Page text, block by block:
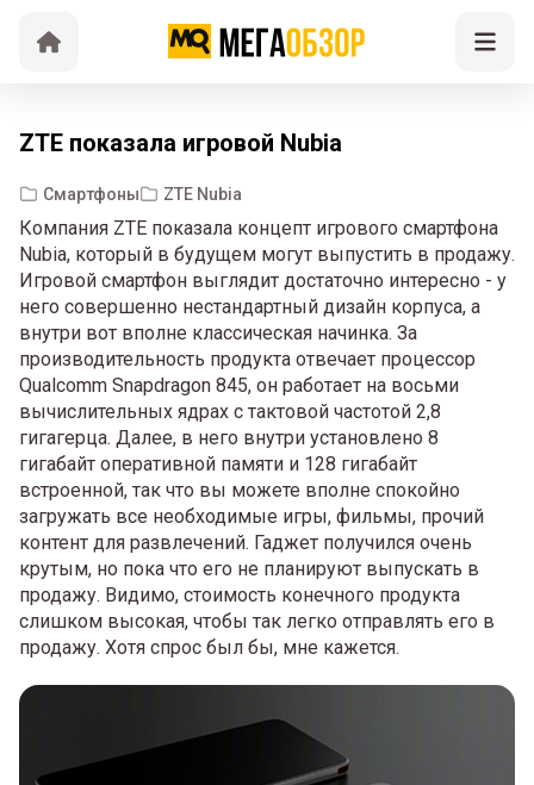
ZTE показала игровой Nubia
Смартфоны ZTE Nubia
Компания ZTE показала концепт игрового смартфона
Nubia, который в будущем могут выпустить в продажу.
Игровой смартфон выглядит достаточно интересно - у
него совершенно нестандартный дизайн корпуса, а
внутри вот вполне классическая начинка. За
производительность продукта отвечает процессор
Qualcomm Snapdragon 845, он работает на восьми
вычислительных ядрах с тактовой частотой 2,8
гигагерца. Далее, в него внутри установлено 8
гигабайт оперативной памяти и 128 гигабайт
встроенной, так что вы можете вполне спокойно
загружать все необходимые игры, фильмы, прочий
контент для развлечений. Гаджет получился очень
крутым, но пока что его не планируют выпускать в
продажу. Видимо, стоимость конечного продукта
слишком высокая, чтобы так легко отправлять его в
продажу. Хотя спрос был бы, мне кажется.